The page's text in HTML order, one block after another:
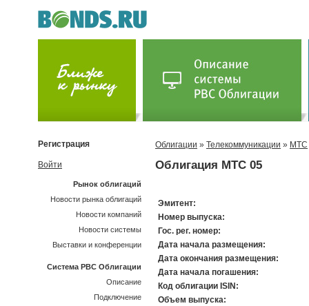
Облигации » Телекоммуникации » МТС
Облигация МТС 05
Эмитент:
Номер выпуска:
Гос. рег. номер:
Дата начала размещения:
Дата окончания размещения:
Дата начала погашения:
Код облигации ISIN:
Объем выпуска:
Регистрация
Войти
Рынок облигаций
Новости рынка облигаций
Новости компаний
Новости системы
Выставки и конференции
Система РВС Облигации
Описание
Подключение